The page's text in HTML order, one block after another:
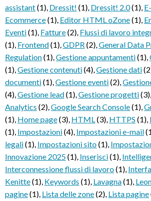
assistant(1), Dressit! (1), Dressit! 2.0(1),
Ecommerce(1), Editor HTML oZone(1),
Eventi(1), Fatture(2), Flussi di lavoro
(1), Frontend(1),GDPR(2),General Data
Regulation(1),Gestione appuntamenti(1),
(1),Gestione contenuti(4),Gestione dati
documenti(1),Gestione eventi(2),
(4),Gestione lead(1),Gestione progetti(3),
Analytics (2),Google Search Console(1),
(1), Home page(3), HTML(3), HTTPS (1),
(1), Impostazioni(4), Impostazioni e-mail
legali(1), Impostazioni sito(1),
Innovazione 2025(1), Inserisci(1),
Interconnessione flussi di lavoro(1),
Kenitte(1), Keywords (1), Lavagna(1),
pagine(1), Lista delle zone(2), Lista pagine